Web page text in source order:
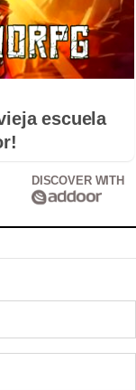
escuela
DISCOVER WITH